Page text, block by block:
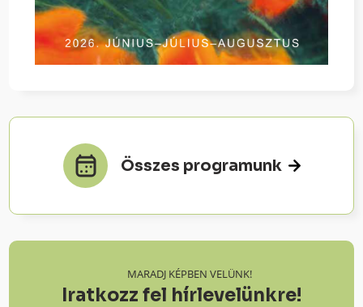
Összes programunk
MARADJ KÉPBEN VELÜNK!
Iratkozz fel hírlevelünkre!